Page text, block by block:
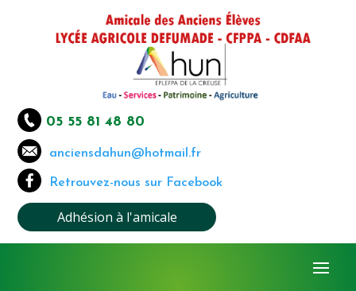
05 55 81 48 80
anciensdahun@hotmail.fr
Retrouvez-nous sur Facebook
Adhésion à l'amicale